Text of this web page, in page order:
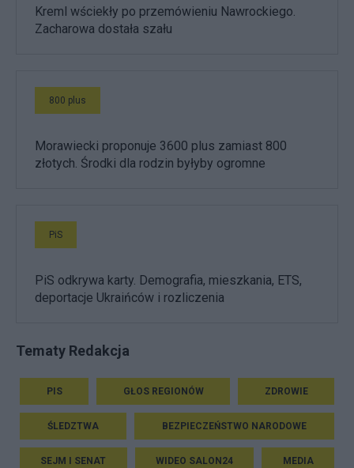
Kreml wściekły po przemówieniu Nawrockiego.
Zacharowa dostała szału
800 plus
Morawiecki proponuje 3600 plus zamiast 800
złotych. Środki dla rodzin byłyby ogromne
PiS
PiS odkrywa karty. Demografia, mieszkania, ETS,
deportacje Ukraińców i rozliczenia
Tematy Redakcja
PIS GŁOS REGIONÓW ZDROWIE
ŚLEDZTWA BEZPIECZEŃSTWO NARODOWE
SEJM I SENAT WIDEO SALON24 MEDIA